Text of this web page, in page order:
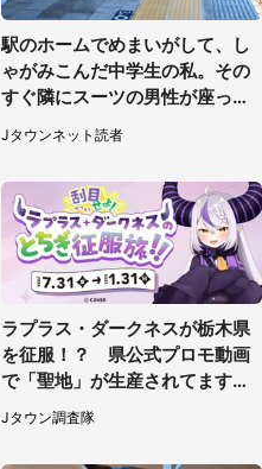
駅のホームでめまいがして、し
ゃがみこんだ中学生の私。その
すぐ隣にスーツの男性が座って
きて（千葉県・20代女性）
Jタウンネット読者
ラプラス・ダークネスが栃木県
を征服！？ 県公式プロモ動画
で「聖地」が生産されてます【7
／31～1／31】
Jタウン調査隊